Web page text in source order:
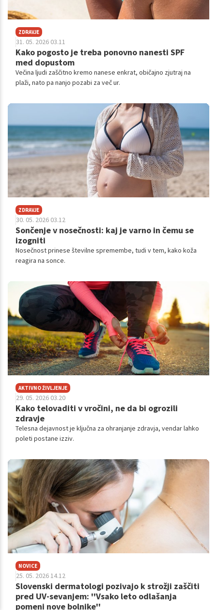
ZDRAVJE
31. 05. 2026 03.11
Kako pogosto je treba ponovno nanesti SPF
med dopustom
Večina ljudi zaščitno kremo nanese enkrat, običajno zjutraj na
plaži, nato pa nanjo pozabi za več ur.
ZDRAVJE
30. 05. 2026 03.12
Sončenje v nosečnosti: kaj je varno in čemu se
izogniti
Nosečnost prinese številne spremembe, tudi v tem, kako koža
reagira na sonce.
AKTIVNO ŽIVLJENJE
29. 05. 2026 03.20
Kako telovaditi v vročini, ne da bi ogrozili
zdravje
Telesna dejavnost je ključna za ohranjanje zdravja, vendar lahko
poleti postane izziv.
NOVICE
25. 05. 2026 14.12
Slovenski dermatologi pozivajo k strožji zaščiti
pred UV-sevanjem: ''Vsako leto odlašanja
pomeni nove bolnike''